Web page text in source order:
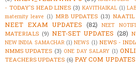
- TODAY'S HEAD LINES (3) KAVITHAIKAL (1)
maternity leave (1) MRB UPDATES (13) NAATIL
NEET EXAM UPDATES (82) NEET
MATERIALS (9) NET-SET UPDATES (28)
NEW INDIA SAMACHAR (1) NEWS (1) NEWS -
NMMS UPDATES (3) ONE DAY SALARY (1)
TEACHERS UPDATES (6) PAY COM UPDATES